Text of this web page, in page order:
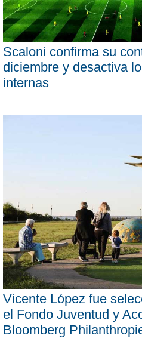
Scaloni confirma su
diciembre y desactiva
internas
Vicente López fue
el Fondo Juventud y
Bloomberg